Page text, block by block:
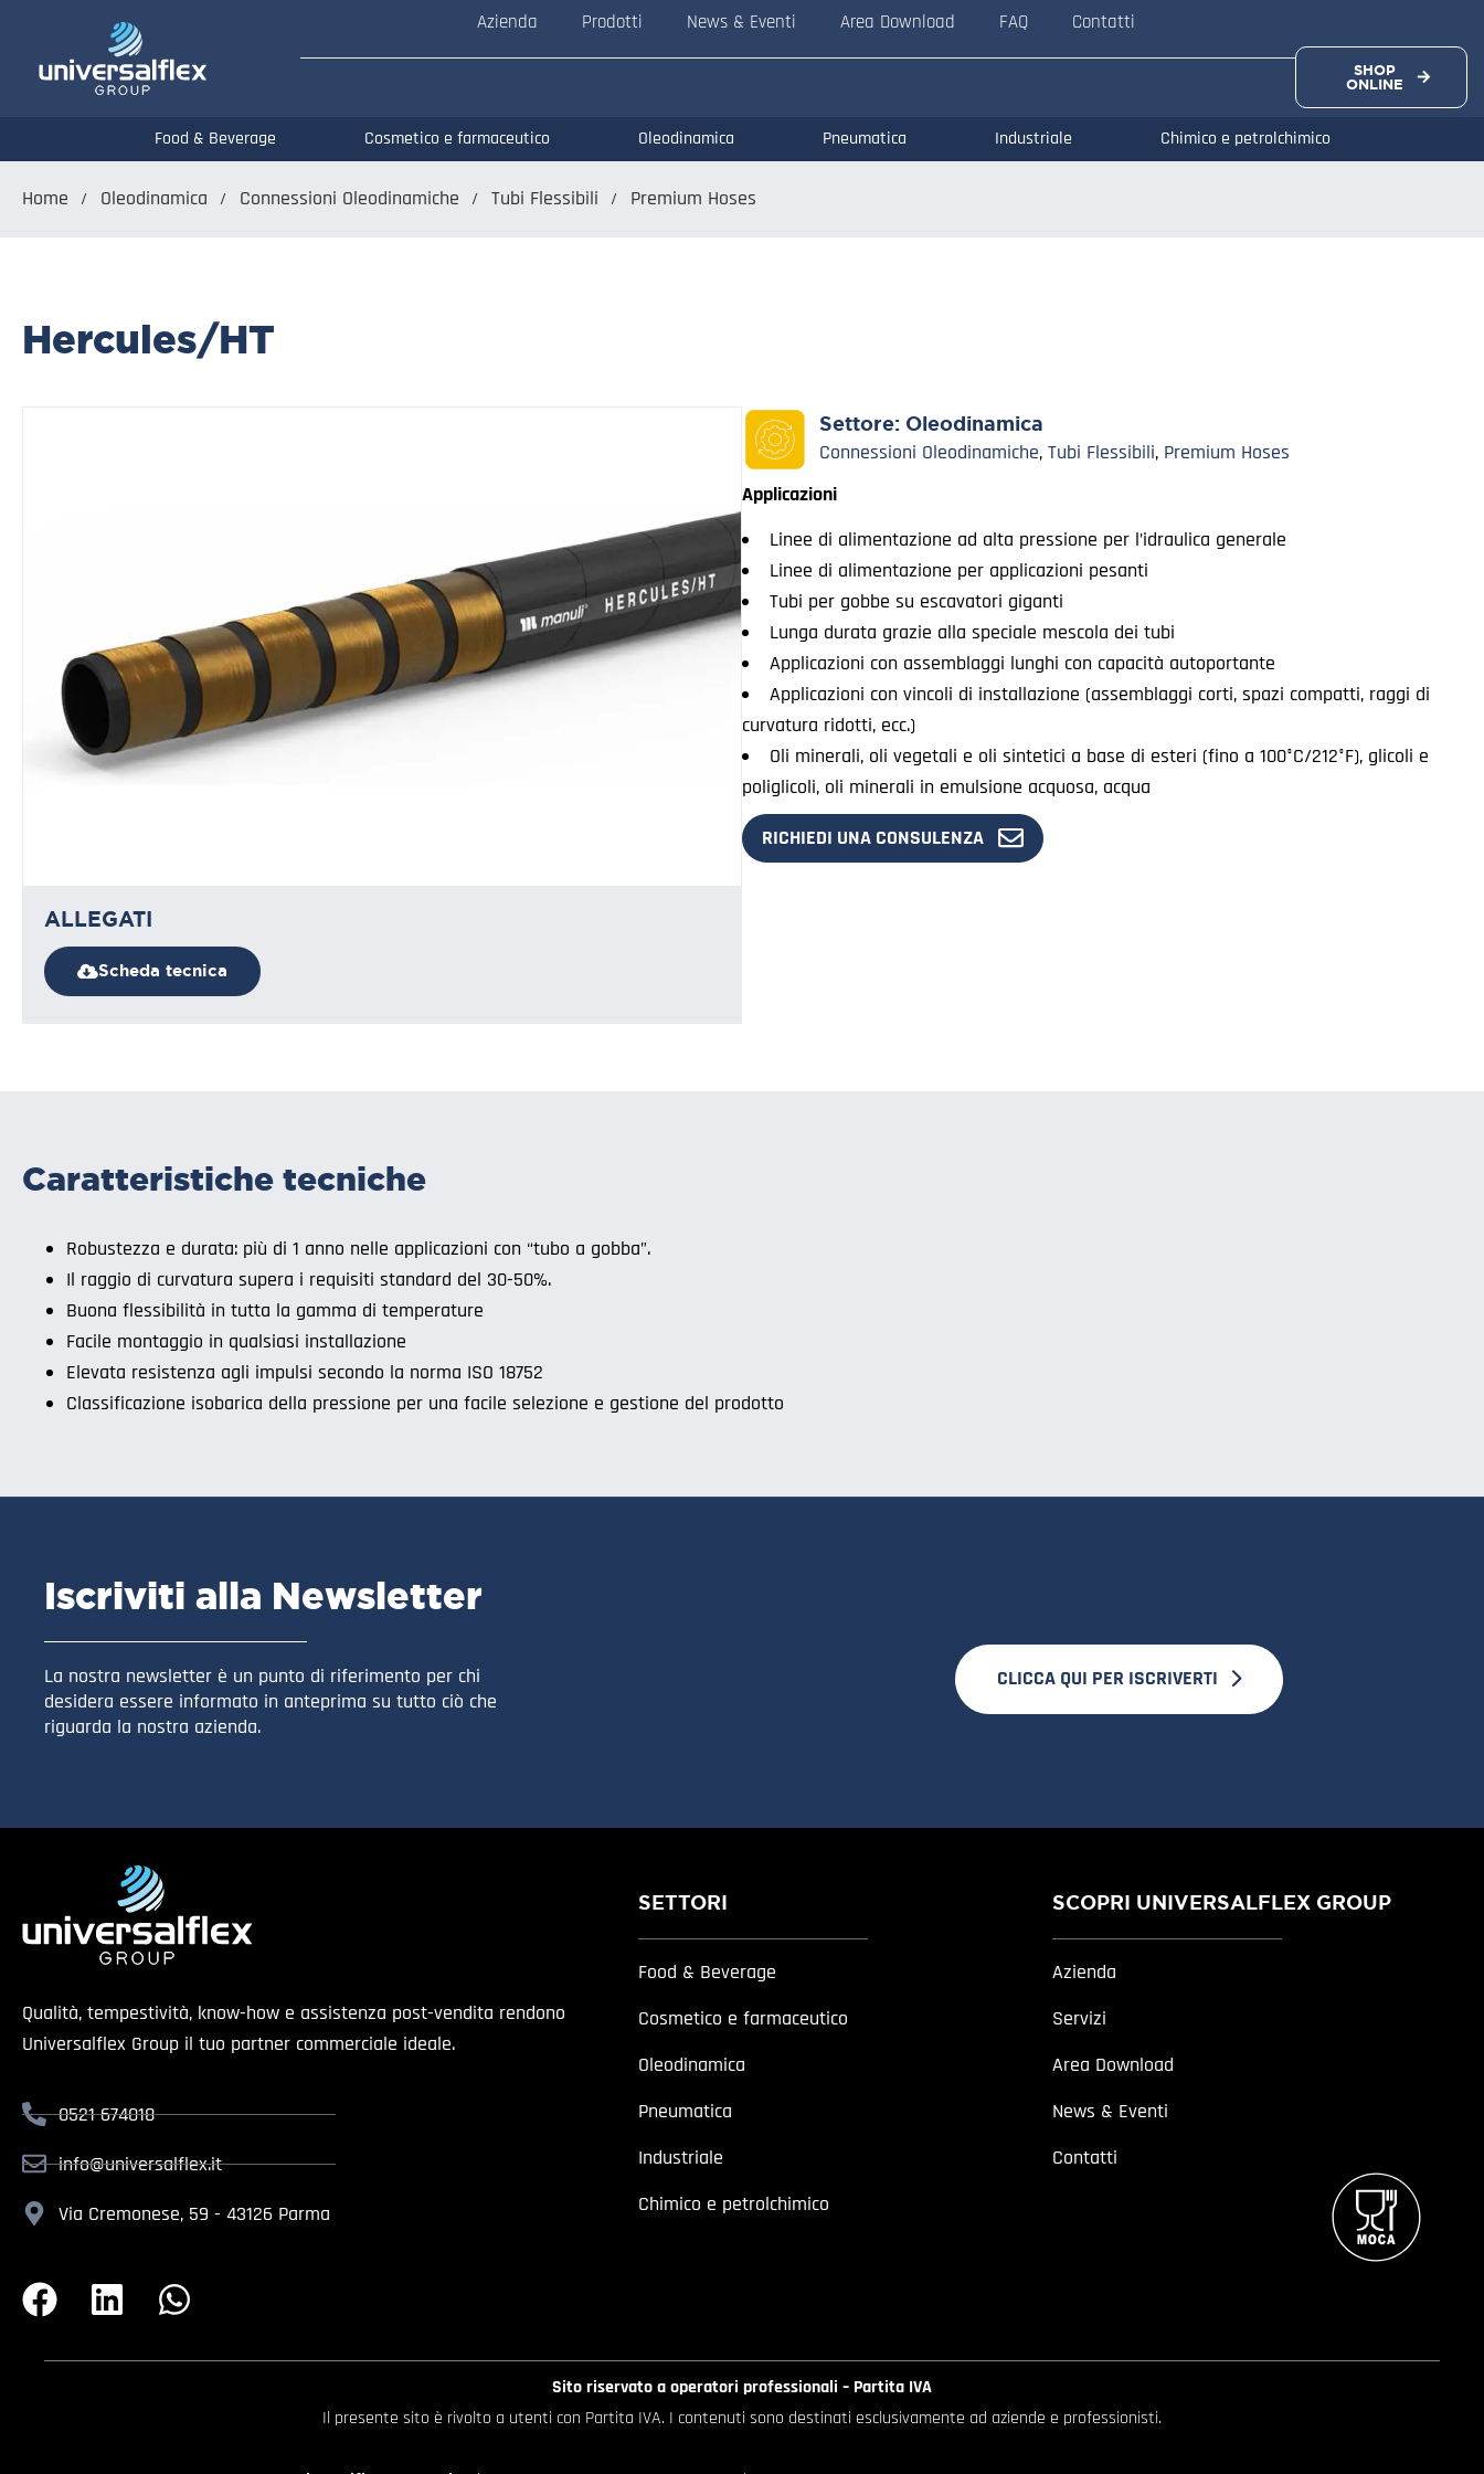
Azienda Prodotti News & Eventi Area Download FAQ Contatti
SHOP
ONLINE
Food & Beverage Cosmetico e farmaceutico Oleodinamica Pneumatica Industriale Chimico e petrolchimico
Home Oleodinamica Connessioni Oleodinamiche Tubi Flessibili Premium Hoses
Hercules/HT
ALLEGATI
Scheda tecnica
Settore: Oleodinamica
Connessioni Oleodinamiche, Tubi Flessibili, Premium Hoses
Applicazioni
Linee di alimentazione ad alta pressione per l’idraulica generale
Linee di alimentazione per applicazioni pesanti
Tubi per gobbe su escavatori giganti
Lunga durata grazie alla speciale mescola dei tubi
Applicazioni con assemblaggi lunghi con capacità autoportante
Applicazioni con vincoli di installazione (assemblaggi corti, spazi compatti, raggi di
curvatura ridotti, ecc.)
Oli minerali, oli vegetali e oli sintetici a base di esteri (fino a 100°C/212°F), glicoli e
poliglicoli, oli minerali in emulsione acquosa, acqua
RICHIEDI UNA CONSULENZA
Caratteristiche tecniche
Robustezza e durata: più di 1 anno nelle applicazioni con “tubo a gobba”.
Il raggio di curvatura supera i requisiti standard del 30-50%.
Buona flessibilità in tutta la gamma di temperature
Facile montaggio in qualsiasi installazione
Elevata resistenza agli impulsi secondo la norma ISO 18752
Classificazione isobarica della pressione per una facile selezione e gestione del prodotto
Iscriviti alla Newsletter
La nostra newsletter è un punto di riferimento per chi
desidera essere informato in anteprima su tutto ciò che
riguarda la nostra azienda.
CLICCA QUI PER ISCRIVERTI
Qualità, tempestività, know-how e assistenza post-vendita rendono
Universalflex Group il tuo partner commerciale ideale.
0521 674018
info@universalflex.it
Via Cremonese, 59 - 43126 Parma
SETTORI
Food & Beverage
Cosmetico e farmaceutico
Oleodinamica
Pneumatica
Industriale
Chimico e petrolchimico
SCOPRI UNIVERSALFLEX GROUP
Azienda
Servizi
Area Download
News & Eventi
Contatti
Sito riservato a operatori professionali – Partita IVA
Il presente sito è rivolto a utenti con Partita IVA. I contenuti sono destinati esclusivamente ad aziende e professionisti.